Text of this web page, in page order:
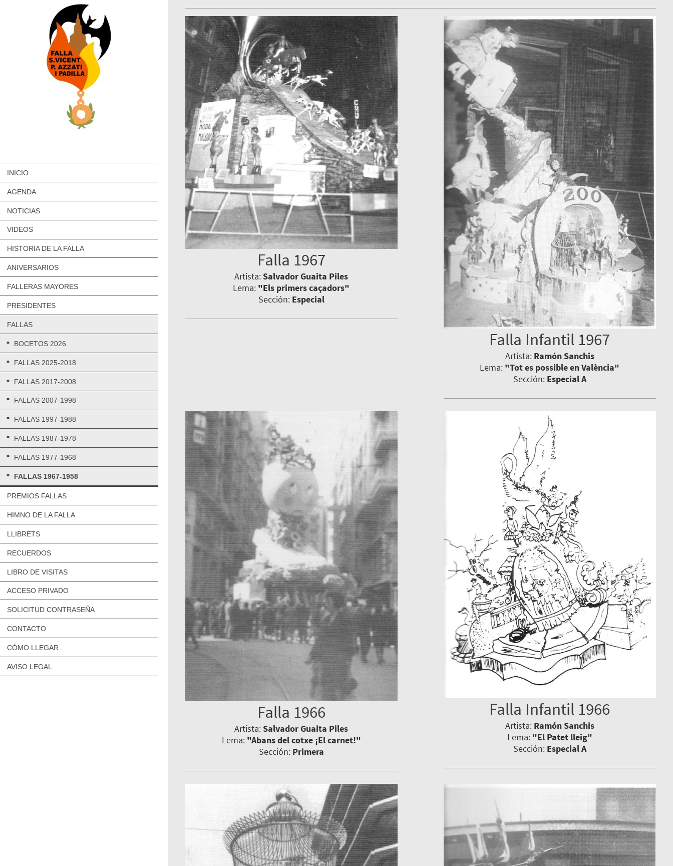
INICIO
AGENDA
NOTICIAS
VIDEOS
HISTORIA DE LA FALLA
ANIVERSARIOS
FALLERAS MAYORES
PRESIDENTES
FALLAS
BOCETOS 2026
FALLAS 2025-2018
FALLAS 2017-2008
FALLAS 2007-1998
FALLAS 1997-1988
FALLAS 1987-1978
FALLAS 1977-1968
FALLAS 1967-1958
PREMIOS FALLAS
HIMNO DE LA FALLA
LLIBRETS
RECUERDOS
LIBRO DE VISITAS
ACCESO PRIVADO
SOLICITUD CONTRASEÑA
CONTACTO
CÓMO LLEGAR
AVISO LEGAL
Falla 1967
Artista:Salvador Guaita Piles
Lema: "Els primers caçadors"
Sección: Especial
Falla Infantil 1967
Artista: Ramón Sanchis
Lema: "Tot es possible en València"
Sección: Especial A
Falla 1966
Artista:Salvador Guaita Piles
Lema: "Abans del cotxe ¡El carnet!"
Sección: Primera
Falla Infantil 1966
Artista: Ramón Sanchis
Lema: "El Patet lleig"
Sección: Especial A